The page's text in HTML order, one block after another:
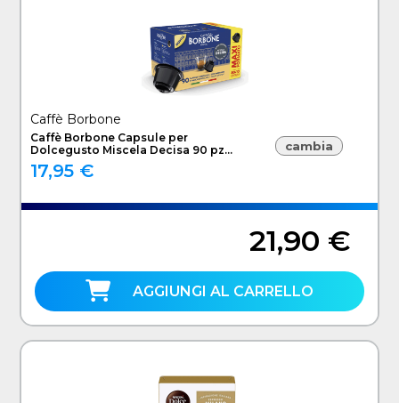
Caffè Borbone
Caffè Borbone Capsule per
Dolcegusto Miscela Decisa 90 pz
DGBREDDECISA90N
17,95 €
cambia
21,90 €
AGGIUNGI AL CARRELLO